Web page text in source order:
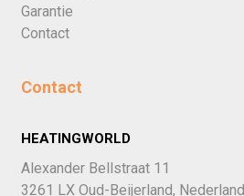
Garantie
Contact
Contact
HEATINGWORLD
Alexander Bellstraat 11
3261 LX Oud-Beijerland, Nederland